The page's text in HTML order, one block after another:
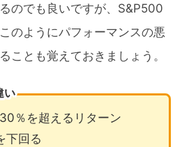
のでも良いですが、S&P500
のようにパフォーマンスの悪
ことも覚えておきましょう。
い
％を超えるリターン
下回る